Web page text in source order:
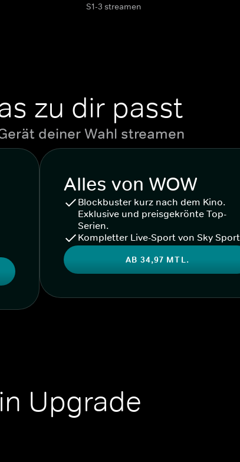
S1-3 streamen
zu dir passt
deiner Wahl streamen
Alles von WOW
Blockbuster kurz nach dem Kino.
Exklusive und preisgekrönte Top-
Serien.
Kompletter Live-Sport von Sky Sport
AB 34,97 MTL.
Upgrade